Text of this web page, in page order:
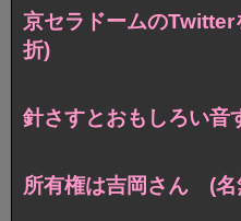
京セラドームの
折)
針さすとおもしろい
所有権は吉岡さん (名